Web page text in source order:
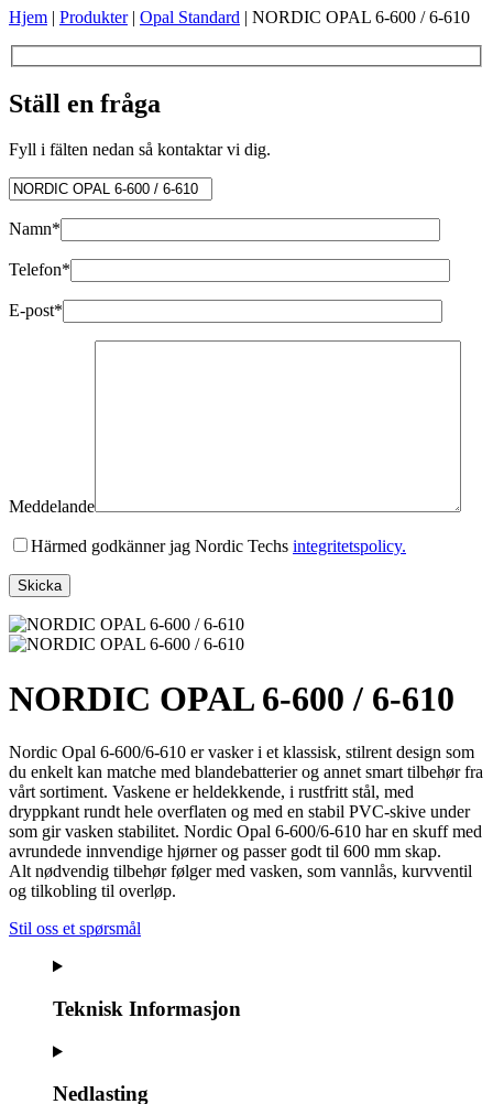
Hjem | Produkter| Opal Standard | NORDIC OPAL 6-600 / 6-610
Ställ en fråga
Fyll i fälten nedan så kontaktar vi dig.
Namn*
Telefon*
E-post*
Meddelande
Härmed godkänner jag Nordic Techs integritetspolicy.
NORDIC OPAL 6-600 / 6-610
Nordic Opal 6-600/6-610 er vasker i et klassisk, stilrent design som
du enkelt kan matche med blandebatterier og annet smart tilbehør fra
vårt sortiment. Vaskene er heldekkende, i rustfritt stål, med
dryppkant rundt hele overflaten og med en stabil PVC-skive under
som gir vasken stabilitet. Nordic Opal 6-600/6-610 har en skuff med
avrundede innvendige hjørner og passer godt til 600 mm skap.
Alt nødvendig tilbehør følger med vasken, som vannlås, kurvventil
og tilkobling til overløp.
Stil oss et spørsmål
Teknisk Informasjon
Nedlasting